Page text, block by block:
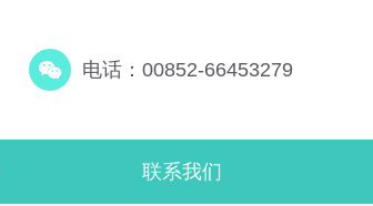
电话：00852-66453279
联系我们